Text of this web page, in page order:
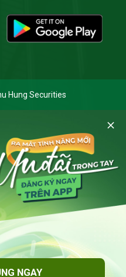
mật
bạn đồng ý với việc
bị của mình và đồng ý
nhâncủa Chứng khoán Phú
Hung Securities
NGAY